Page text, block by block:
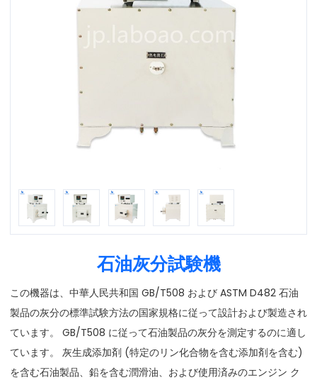
石油灰分試験機
この機器は、中華人民共和国 GB/T508 および ASTM D482 石油
製品の灰分の標準試験方法の国家規格に従って設計および製造され
ています。 GB/T508 に従って石油製品の灰分を測定するのに適し
ています。 灰生成添加剤 (特定のリン化合物を含む添加剤を含む)
を含む石油製品、鉛を含む潤滑油、および使用済みのエンジン ク